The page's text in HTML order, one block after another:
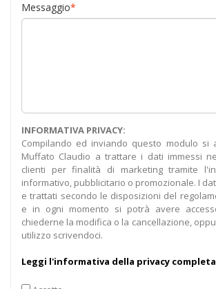
Messaggio*
INFORMATIVA PRIVACY:
Compilando ed inviando questo modulo si
Muffato Claudio a trattare i dati immessi
clienti per finalità di marketing tramite
informativo, pubblicitario o promozionale. I
e trattati secondo le disposizioni del
e in ogni momento si potrà avere
chiederne la modifica o la cancellazione,
utilizzo scrivendoci.
Leggi l'informativa della privacy completa